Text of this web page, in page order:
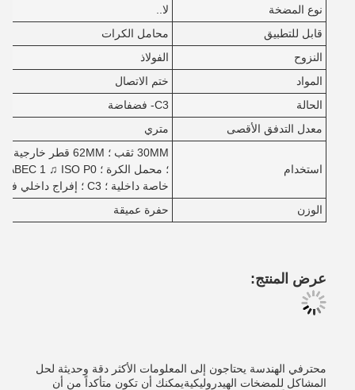
نوع المضخة
لا..
قابل للتطبيق
محامل الكرات
النزوح
الفولاذ
المواد
ختم الاتصال
الحالة
C3- فضفاضة
معدل التدفق الأقصى
متري
استخدام
خاصة داخلية ؛ C3 ؛ إفراج داخلي فضفاض ؛ قفص فولاذي ؛ج
الوزن
حفرة عميقة
عرض المنتج:
محترفي الهندسة يحتاجون إلى المعلومات الأكثر دقة وحديثة لحل
المشاكل للمضخات الهيدروليكيةيمكنك أن تكون متأكداً من أن